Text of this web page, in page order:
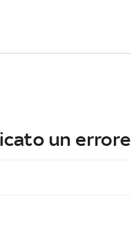
un errore